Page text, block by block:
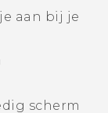
aan bij je
scherm